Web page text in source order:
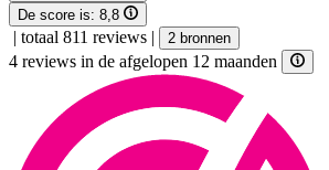
De score is: 8,8
| totaal 811 reviews | 2 bronnen
4 reviews in de afgelopen 12 maanden